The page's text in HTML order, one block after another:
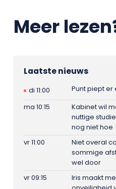
Meer
Laatste nieuws
di 11:00
Punt piept er
ma 10:15
Kabinet wil
nuttige
nog niet hoe
vr 11:00
Niet overal
sommige
wel door
vr 09:15
Iris maakt